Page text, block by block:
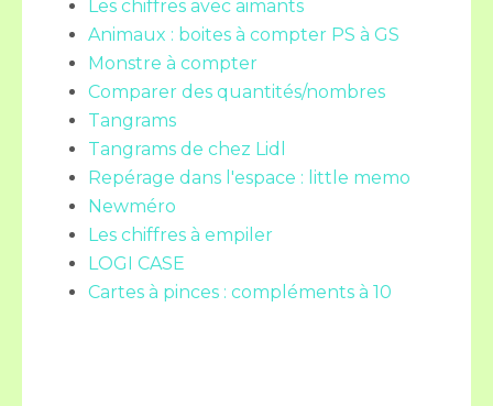
Les chiffres avec aimants
Animaux : boites à compter PS à GS
Monstre à compter
Comparer des quantités/nombres
Tangrams
Tangrams de chez Lidl
Repérage dans l'espace : little memo
Newméro
Les chiffres à empiler
LOGI CASE
Cartes à pinces : compléments à 10